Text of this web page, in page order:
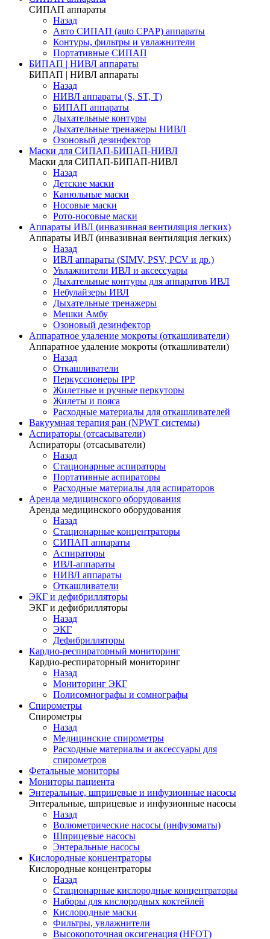
СИПАП аппараты
Назад
Aвто СИПАП (auto CPAP) аппараты
Контуры, фильтры и увлажнители
Портативные СИПАП
БИПАП | НИВЛ аппараты
БИПАП | НИВЛ аппараты
Назад
НИВЛ аппараты (S, ST, T)
БИПАП аппараты
Дыхательные контуры
Дыхательные тренажеры НИВЛ
Озоновый дезинфектор
Маски для СИПАП-БИПАП-НИВЛ
Маски для СИПАП-БИПАП-НИВЛ
Назад
Детские маски
Канюльные маски
Носовые маски
Рото-носовые маски
Аппараты ИВЛ (инвазивная вентиляция легких)
Аппараты ИВЛ (инвазивная вентиляция легких)
Назад
ИВЛ аппараты (SIMV, PSV, PCV и др.)
Увлажнители ИВЛ и аксессуары
Дыхательные контуры для аппаратов ИВЛ
Небулайзеры ИВЛ
Дыхательные тренажеры
Мешки Амбу
Озоновый дезинфектор
Аппаратное удаление мокроты (откашливатели)
Аппаратное удаление мокроты (откашливатели)
Назад
Откашливатели
Перкуссионеры IPP
Жилетные и ручные перкуторы
Жилеты и пояса
Расходные материалы для откашливателей
Вакуумная терапия ран (NPWT системы)
Аспираторы (отсасыватели)
Аспираторы (отсасыватели)
Назад
Стационарные аспираторы
Портативные аспираторы
Расходные материалы для аспираторов
Аренда медицинского оборудования
Аренда медицинского оборудования
Назад
Стационарные концентраторы
СИПАП аппараты
Аспираторы
ИВЛ-аппараты
НИВЛ аппараты
Откашливатели
ЭКГ и дефибрилляторы
ЭКГ и дефибрилляторы
Назад
ЭКГ
Дефибрилляторы
Кардио-респираторный мониторинг
Кардио-респираторный мониторинг
Назад
Мониторинг ЭКГ
Полисомнографы и сомнографы
Спирометры
Спирометры
Назад
Медицинские спирометры
Расходные материалы и аксессуары для
спирометров
Фетальные мониторы
Мониторы пациента
Энтеральные, шприцевые и инфузионные насосы
Энтеральные, шприцевые и инфузионные насосы
Назад
Волюметрические насосы (инфузоматы)
Шприцевые насосы
Энтеральные насосы
Кислородные концентраторы
Кислородные концентраторы
Назад
Стационарные кислородные концентраторы
Наборы для кислородных коктейлей
Кислородные маски
Фильтры, увлажнители
Высокопоточная оксигенация (HFOT)